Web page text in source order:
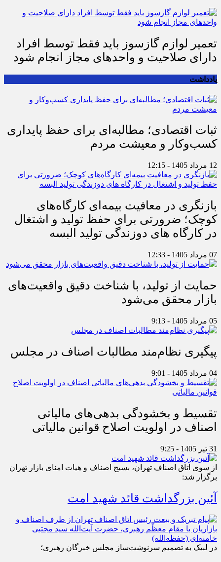
تعمیر لوازم گازسوز باید فقط توسط افراد
دارای صلاحیت و واحدهای مجاز انجام شود
یادداشت
ثبات اقتصادی؛ مطالبه‌ای برای حفظ پایداری
کسب‌وکار و معیشت مردم
12 مرداد 1405 - 12:15
بازنگری در معافیت بیمه‌ای کارگاه‌های
کوچک؛ ضرورتی برای حفظ تولید و اشتغال
در کارگاه های دوزندگی تولید البسه
07 مرداد 1405 - 12:33
حمایت از تولید، با شناخت دقیق واقعیت‌های
بازار محقق می‌شود
05 مرداد 1405 - 9:13
پیگیری نظام‌مند مطالبات اصناف در مجلس
04 مرداد 1405 - 9:01
تقسیط و بخشودگی بدهی‌های مالیاتی
اصناف در اولویت اصلاح قوانین مالیاتی
31 تیر 1405 - 9:25
از سوی اتاق اصناف تهران، بسیج اصناف و هیات امنای بازار تهران
برگزار شد:
آئین بزرگداشت قائد شهید امت
در لبیک به تصمیم سرنوشت‌ساز مجلس خبرگان رهبری؛